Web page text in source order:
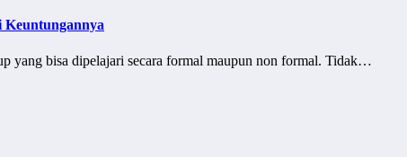
yang bisa dipelajari secara formal maupun non formal. Tidak…